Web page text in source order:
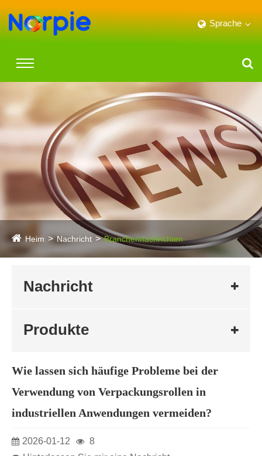
Sprache
Heim Nachricht Branchennachrichten
Nachricht
Produkte
Wie lassen sich häufige Probleme bei der
Verwendung von Verpackungsrollen in
industriellen Anwendungen vermeiden?
2026-01-12
8